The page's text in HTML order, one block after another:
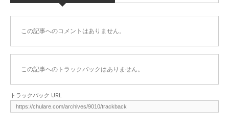
この記事へのコメントはありません。
この記事へのトラックバックはありません。
トラックバック URL